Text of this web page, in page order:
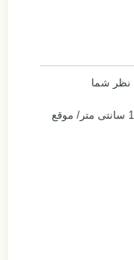
نظر شما
145 سانتی متر/ موقع